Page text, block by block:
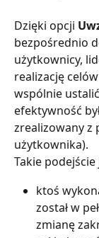
Dzięki opcji
bezpośrednio
użytkownicy,
realizację
wspólnie
efektywność
zrealizowany z
użytkownika).
Takie
ktoś
został w
zmianę